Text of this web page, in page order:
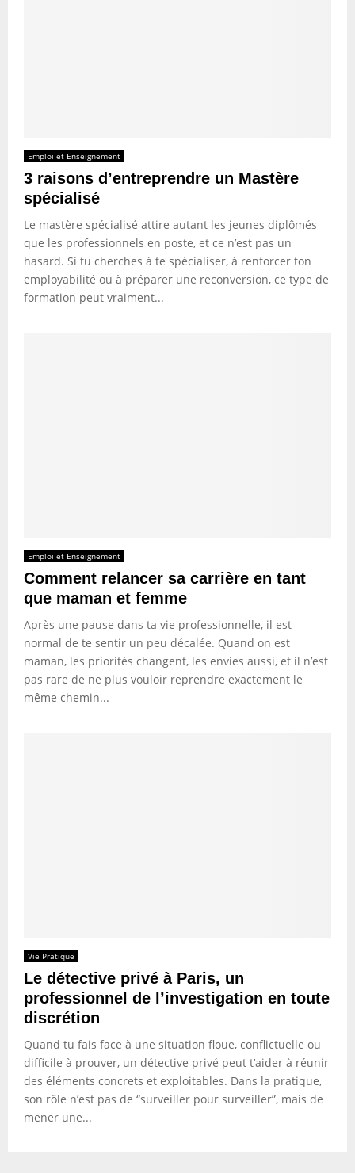
Emploi et Enseignement
3 raisons d’entreprendre un Mastère
spécialisé
Le mastère spécialisé attire autant les jeunes diplômés
que les professionnels en poste, et ce n’est pas un
hasard. Si tu cherches à te spécialiser, à renforcer ton
employabilité ou à préparer une reconversion, ce type de
formation peut vraiment...
Emploi et Enseignement
Comment relancer sa carrière en tant
que maman et femme
Après une pause dans ta vie professionnelle, il est
normal de te sentir un peu décalée. Quand on est
maman, les priorités changent, les envies aussi, et il n’est
pas rare de ne plus vouloir reprendre exactement le
même chemin...
Vie Pratique
Le détective privé à Paris, un
professionnel de l’investigation en toute
discrétion
Quand tu fais face à une situation floue, conflictuelle ou
difficile à prouver, un détective privé peut t’aider à réunir
des éléments concrets et exploitables. Dans la pratique,
son rôle n’est pas de “surveiller pour surveiller”, mais de
mener une...